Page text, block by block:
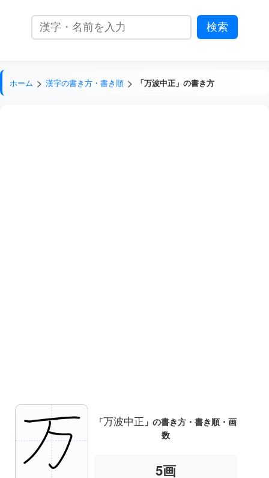
ホーム 漢字の書き方・書き順 「万波中正」の書き方
「万波中正 」の書き方・書き順・画
数
6画